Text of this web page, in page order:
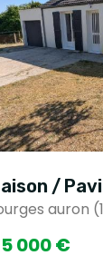
Maison /
Bourges auron
209 600 €